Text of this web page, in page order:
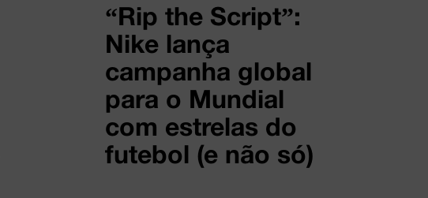
“Rip the Script”:
Nike lança
campanha global
para o Mundial
com estrelas do
futebol (e não só)